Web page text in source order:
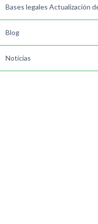
Bases legales Actualización
Blog
Noticias